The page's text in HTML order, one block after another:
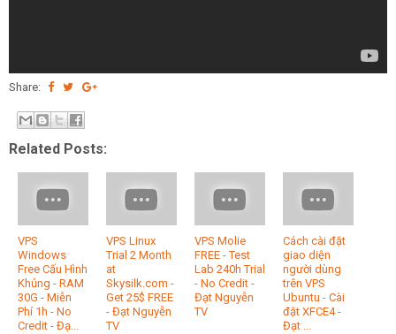
Share:
Related Posts:
VPS
Windows
Free Cấu Hình
Khủng - RAM
30G - Miễn
Phí 1h - No
Credit - Đạ...
VPS Linux
Trial 2 Month
at
Skysilk.com -
Get 25$ FREE
- Đạt Nguyễn
TV
VPS Molie
FREE - Test
Lab 240h Trial
- No Credit -
Đạt Nguyễn
TV
Cách cài đặt
giao diện
người dùng
trên VPS
Ubuntu - Cài
đặt XFCE4 -
Đạt ...